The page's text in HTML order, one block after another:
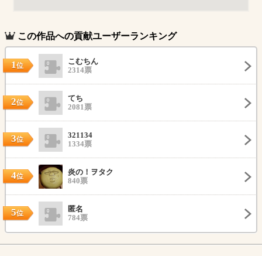
この作品への貢献ユーザーランキング
1位
こむちん
2314票
2位
てち
2081票
3位
321134
1334票
4位
炎の！ヲタク
840票
5位
匿名
784票